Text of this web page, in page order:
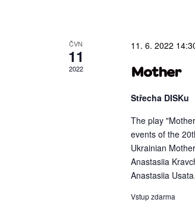
ČVN
11
2022
11. 6. 2022
Mother
Střecha DISKu
The play
events of the
Ukrainian
Anastasiia
Anastasiia
Vstup zdarma